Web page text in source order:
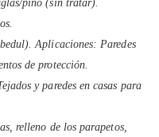
pino (sin tratar).
Aplicaciones: Paredes
de protección.
y paredes en casas para
relleno de los parapetos,